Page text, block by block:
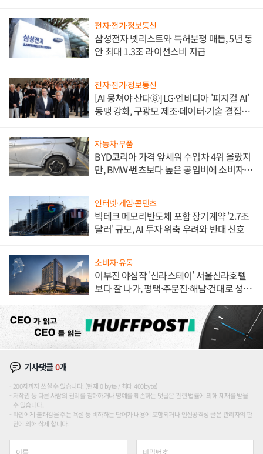
전자·전기·정보통신
삼성전자 넷리스트와 특허분쟁 매듭, 5년 동
안 최대 1.3조 라이선스비 지급
전자·전기·정보통신
[AI 뭉쳐야 산다⑧] LG·엔비디아 '피지컬 AI'
동맹 강화, 구광모 제조·데이터·기술 결집
자동차·부품
BYD코리아 가격 앞세워 수입차 4위 올랐지
만, BMW·벤츠보다 높은 공임비에 소비자
인터넷·게임·콘텐츠
빅테크 메모리반도체 포함 장기계약 '2.7조
달러' 규모, AI 투자 위축 우려와 반대 신호
소비자·유통
이부진 야심작 '신라스테이' 서울신라호텔
보다 잘 나가, 평택·주문진·해남·건대로 성
기사댓글0개
200자까지 쓰실 수 있습니다. (현재 0 byte / 최대 400byte)
저작권 등 다른 사람의 권리를 침해하거나 명예를 훼손하는 댓글은 관련 법률에 의해 제재를 받을
수 있습니다.
타인에게 불쾌감을 주는 욕설 등 비하하는 단어가 내용에 포함되거나 인신공격성 글은 관리자의 판
단에 의해 삭제 합니다.